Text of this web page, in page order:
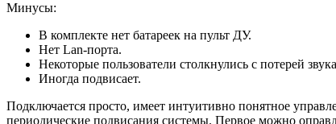
Минусы:
В комплекте нет батареек на пульт ДУ.
Нет Lan-порта.
Некоторые пользователи столкнулись с потерей
Иногда подвисает.
Подключается просто, имеет интуитивно понятное
периодические подвисания системы. Первое можно